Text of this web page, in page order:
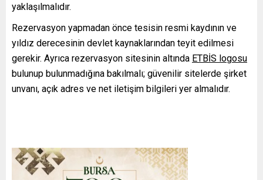
yaklaşılmalıdır.
Rezervasyon yapmadan önce tesisin resmi kaydının ve
yıldız derecesinin devlet kaynaklarından teyit edilmesi
gerekir. Ayrıca rezervasyon sitesinin altında ETBİS logosu
bulunup bulunmadığına bakılmalı; güvenilir sitelerde şirket
unvanı, açık adres ve net iletişim bilgileri yer almalıdır.